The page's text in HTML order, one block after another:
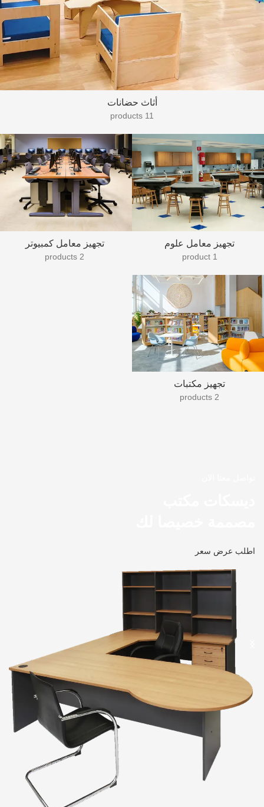
أثاث حضانات
11 products
تجهيز معامل علوم
1 product
تجهيز معامل كمبيوتر
2 products
تجهيز مكتبات
2 products
اطلب عرض سعر